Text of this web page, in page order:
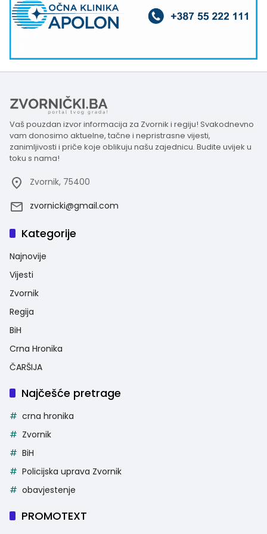
Vaš pouzdan izvor informacija za Zvornik i regiju! Svakodnevno
vam donosimo aktuelne, tačne i nepristrasne vijesti,
zanimljivosti i priče koje oblikuju našu zajednicu. Budite uvijek u
toku s nama!
Zvornik, 75400
zvornicki@gmail.com
Kategorije
Najnovije
Vijesti
Zvornik
Regija
BiH
Crna Hronika
ČARŠIJA
Najčešće pretrage
crna hronika
Zvornik
BiH
Policijska uprava Zvornik
obavjestenje
PROMOTEXT